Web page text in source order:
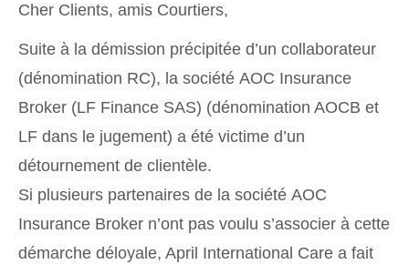
Cher Clients, amis Courtiers,
Suite à la démission précipitée d’un collaborateur
(dénomination RC), la société AOC Insurance
Broker (LF Finance SAS) (dénomination AOCB et
LF dans le jugement) a été victime d’un
détournement de clientèle.
Si plusieurs partenaires de la société AOC
Insurance Broker n’ont pas voulu s’associer à cette
démarche déloyale, April International Care a fait